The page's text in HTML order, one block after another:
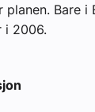
Bare i
i 2006.